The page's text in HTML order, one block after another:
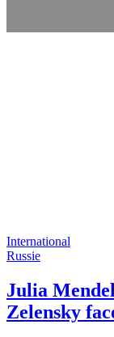
International
Russie
Julia
Zelensky